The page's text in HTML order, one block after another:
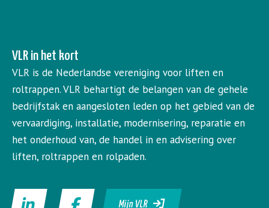
VLR in het kort
VLR is de Nederlandse vereniging voor liften en
roltrappen. VLR behartigt de belangen van de gehele
bedrijfstak en aangesloten leden op het gebied van de
vervaardiging, installatie, modernisering, reparatie en
het onderhoud van, de handel in en advisering over
liften, roltrappen en rolpaden.
Mijn VLR